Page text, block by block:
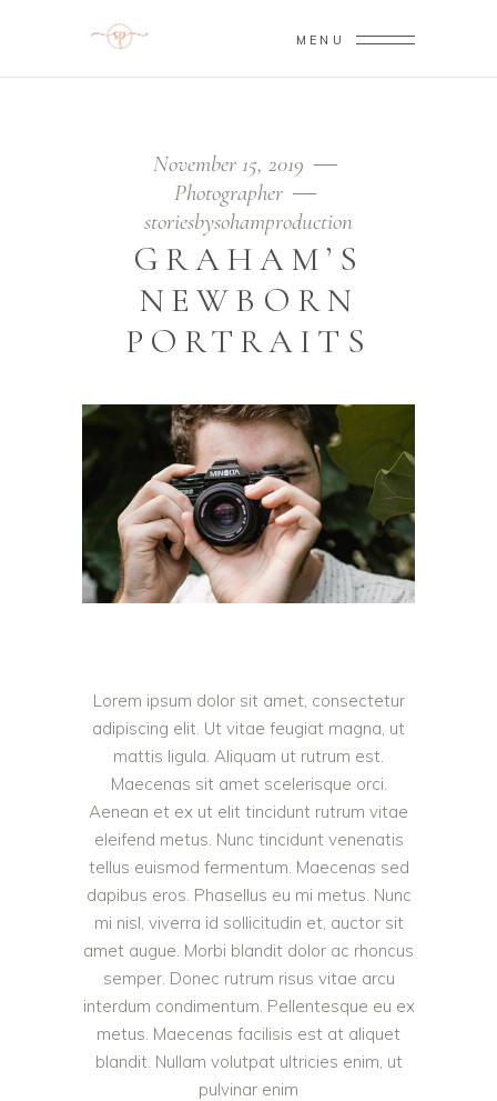
MENU
November 15, 2019
Photographer
storiesbysohamproduction
GRAHAM’S
NEWBORN
PORTRAITS
Lorem ipsum dolor sit amet, consectetur
adipiscing elit. Ut vitae feugiat magna, ut
mattis ligula. Aliquam ut rutrum est.
Maecenas sit amet scelerisque orci.
Aenean et ex ut elit tincidunt rutrum vitae
eleifend metus. Nunc tincidunt venenatis
tellus euismod fermentum. Maecenas sed
dapibus eros. Phasellus eu mi metus. Nunc
mi nisl, viverra id sollicitudin et, auctor sit
amet augue. Morbi blandit dolor ac rhoncus
semper. Donec rutrum risus vitae arcu
interdum condimentum. Pellentesque eu ex
metus. Maecenas facilisis est at aliquet
blandit. Nullam volutpat ultricies enim, ut
pulvinar enim